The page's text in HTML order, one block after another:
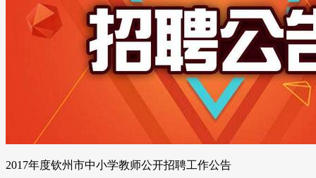
2017年度钦州市中小学教师公开招聘工作公告